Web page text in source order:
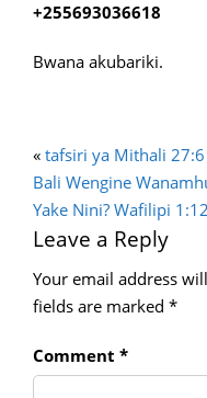
+255693036618
Bwana akubariki.
« tafsiri ya Mithali
Bali Wengine
Yake Nini? Wafilipi
Leave a Reply
Your email address
fields are marked *
Comment *